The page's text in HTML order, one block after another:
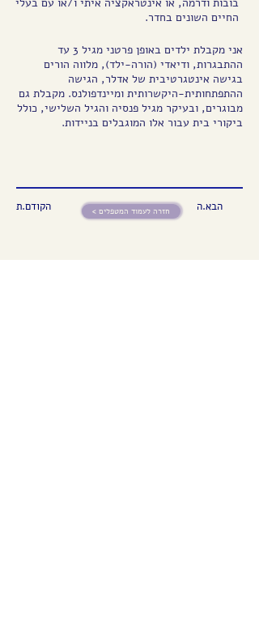
החיים השונים בחדר.
אני מקבלת ילדים באופן פרטני מגיל 3 עד
ההתבגרות, ודיאדי (הורה-ילד), מלווה הורים
בגישה אינטגרטיבית של אדלר, הגישה
ההתפתחותית-היקשרותית ומיינדפולנס. מקבלת גם
מבוגרים, ובעיקר מגיל פנסיה והגיל השלישי, כולל
ביקורי בית עבור אלו המוגבלים בניידות.
הקודם.ת < חזרה לעמוד המטפלים הבא.ה